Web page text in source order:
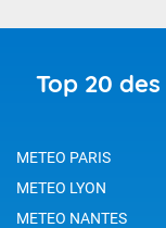
Top 20
METEO PARIS
METEO LYON
METEO NANTES